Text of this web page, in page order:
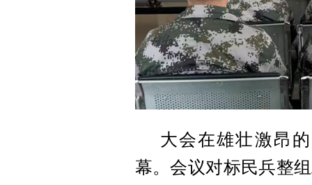
大会在雄壮激昂
幕。会议对标民兵整